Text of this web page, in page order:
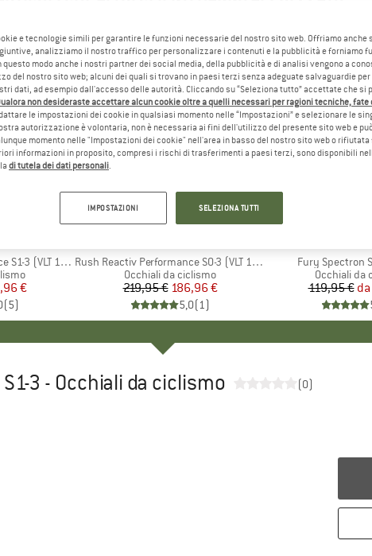
(VLT 17 / 75%)
ridotto
€
(5)
Articolo
Rush Reactiv Performance S0-3 (VLT 12 / 87%)
Gruppo di prodotti
Occhiali da ciclismo
Prezzo
219,95 € Prezzo ridotto
186,96 €
5,0(1)
Articolo
Fury Spectron
Gruppo di
Occhiali da
119,95 € da
3 - Occhiali da ciclismo (0)
e tecnologie simili per garantire le funzioni necessarie del nostro sito web. Offriamo anche
analizziamo il nostro traffico per personalizzare i contenuti e la pubblicità e forniamo
questo modo anche i nostri partner dei social media, della pubblicità e di analisi vengono a
del nostro sito web; alcuni dei quali si trovano in paesi terzi senza adeguate salvaguardie per
dati, ad esempio dall'accesso delle autorità. Cliccando su “Seleziona tutto” accettate che si
non desideraste accettare alcun cookie oltre a quelli necessari per ragioni tecniche, fate
le impostazioni dei cookie in qualsiasi momento nelle “Impostazioni” e selezionare le
autorizzazione è volontaria, non è necessaria ai fini dell'utilizzo del presente sito web e
momento nelle "Impostazioni dei cookie" nell'area in basso del nostro sito web o rifiutata
informazioni in proposito, compresi i rischi di trasferimenti a paesi terzi, sono disponibili
di tutela dei dati personali.
IMPOSTAZIONI SELEZIONA TUTTI